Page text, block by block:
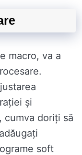
macro, va a
și
cumva doriți să
soft